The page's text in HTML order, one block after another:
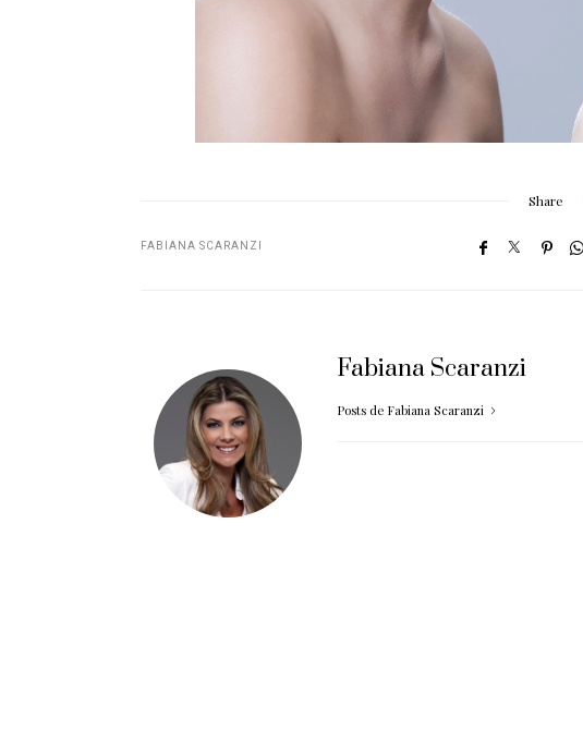
Share
FABIANA SCARANZI
Fabiana Scaranzi
Posts de Fabiana Scaranzi